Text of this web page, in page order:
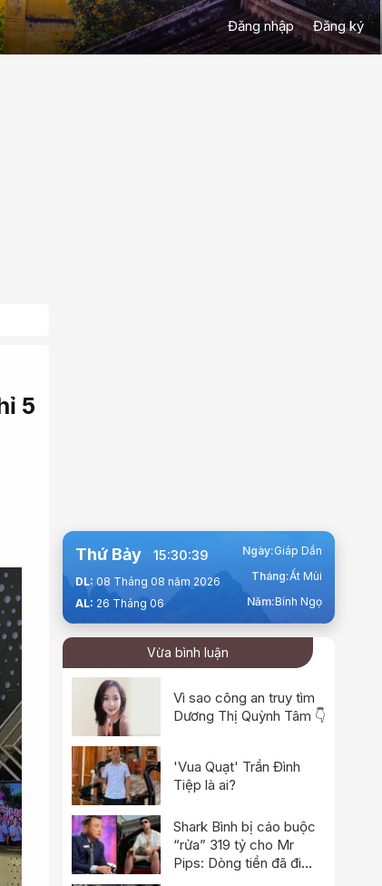
Đăng nhập Đăng ký
5
Thứ Bảy 15:30:41
DL: 08 Tháng 08 năm 2026
AL: 26 Tháng 06
Ngày:Giáp Dần
Tháng:Ất Mùi
Năm:Bính Ngọ
Vừa bình luận
Vì sao công an truy tìm
Dương Thị Quỳnh Tâm 👇
'Vua Quạt' Trần Đình
Tiệp là ai?
Shark Bình bị cáo buộc
“rửa” 319 tỷ cho Mr
Pips: Dòng tiền đã đi